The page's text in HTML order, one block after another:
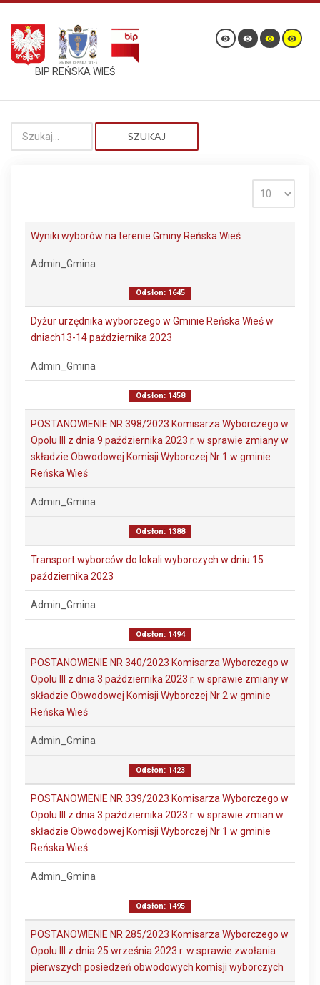
BIP REŃSKA WIEŚ
SZUKAJ
Wyniki wyborów na terenie Gminy Reńska Wieś
Admin_Gmina
Odsłon: 1645
Dyżur urzędnika wyborczego w Gminie Reńska Wieś w
dniach13-14 października 2023
Admin_Gmina
Odsłon: 1458
POSTANOWIENIE NR 398/2023 Komisarza Wyborczego w
Opolu III z dnia 9 października 2023 r. w sprawie zmiany w
składzie Obwodowej Komisji Wyborczej Nr 1 w gminie
Reńska Wieś
Admin_Gmina
Odsłon: 1388
Transport wyborców do lokali wyborczych w dniu 15
października 2023
Admin_Gmina
Odsłon: 1494
POSTANOWIENIE NR 340/2023 Komisarza Wyborczego w
Opolu III z dnia 3 października 2023 r. w sprawie zmiany w
składzie Obwodowej Komisji Wyborczej Nr 2 w gminie
Reńska Wieś
Admin_Gmina
Odsłon: 1423
POSTANOWIENIE NR 339/2023 Komisarza Wyborczego w
Opolu III z dnia 3 października 2023 r. w sprawie zmian w
składzie Obwodowej Komisji Wyborczej Nr 1 w gminie
Reńska Wieś
Admin_Gmina
Odsłon: 1495
POSTANOWIENIE NR 285/2023 Komisarza Wyborczego w
Opolu III z dnia 25 września 2023 r. w sprawie zwołania
pierwszych posiedzeń obwodowych komisji wyborczych